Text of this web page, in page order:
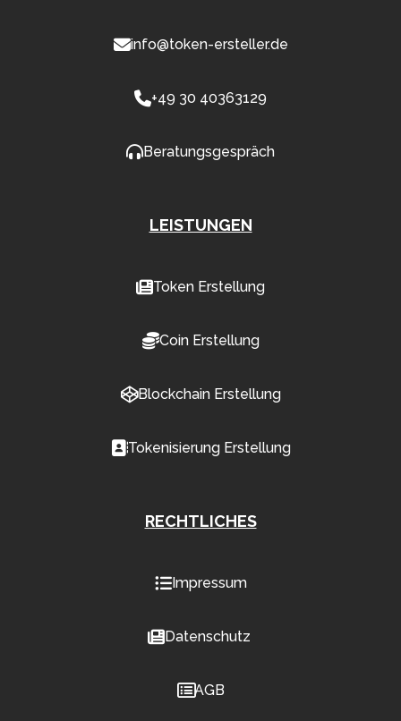
info@token-ersteller.de
+49 30 40363129
Beratungsgespräch
LEISTUNGEN
Token Erstellung
Coin Erstellung
Blockchain Erstellung
Tokenisierung Erstellung
RECHTLICHES
Impressum
Datenschutz
AGB